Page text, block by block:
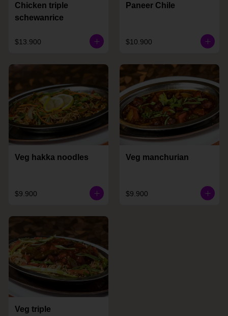
Chicken triple
schewanrice
$13.900
Paneer Chile
$10.900
Veg hakka noodles
$9.900
Veg manchurian
$9.900
Veg triple